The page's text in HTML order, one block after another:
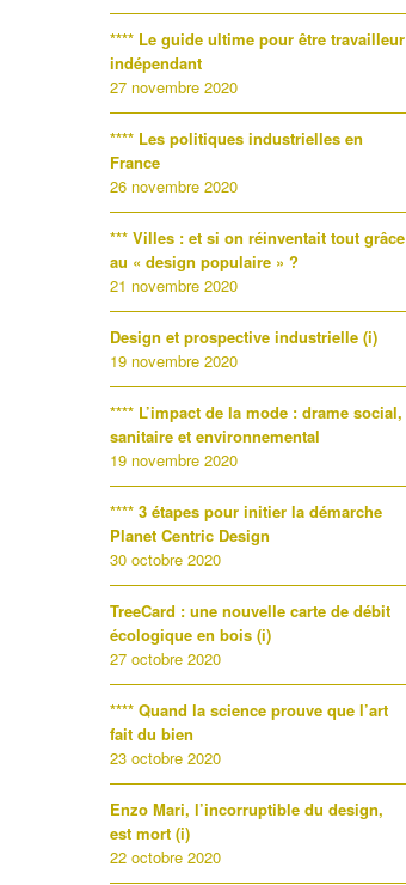
**** Le guide ultime pour être travailleur
indépendant
27 novembre 2020
**** Les politiques industrielles en
France
26 novembre 2020
*** Villes : et si on réinventait tout grâce
au « design populaire » ?
21 novembre 2020
Design et prospective industrielle (i)
19 novembre 2020
**** L’impact de la mode : drame social,
sanitaire et environnemental
19 novembre 2020
**** 3 étapes pour initier la démarche
Planet Centric Design
30 octobre 2020
TreeCard : une nouvelle carte de débit
écologique en bois (i)
27 octobre 2020
**** Quand la science prouve que l’art
fait du bien
23 octobre 2020
Enzo Mari, l’incorruptible du design,
est mort (i)
22 octobre 2020